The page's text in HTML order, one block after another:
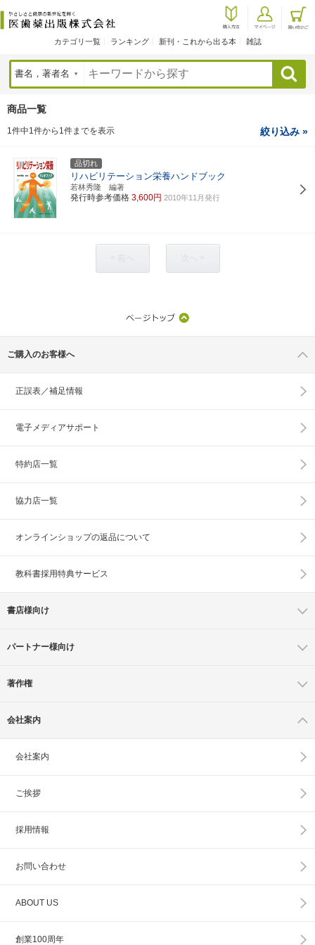
カテゴリ一覧 ランキング 新刊・これから出る本 雑誌
検索
商品一覧
1件中1件から1件までを表示 絞り込み »
品切れ
リハビリテーション栄養ハンドブック
若林秀隆 編著
発行時参考価格 3,600円 2010年11月発行
ご購入のお客様へ
正誤表／補足情報
電子メディアサポート
特約店一覧
協力店一覧
オンラインショップの返品について
教科書採用特典サービス
書店様向け
パートナー様向け
著作権
会社案内
会社案内
ご挨拶
採用情報
お問い合わせ
ABOUT US
創業100周年